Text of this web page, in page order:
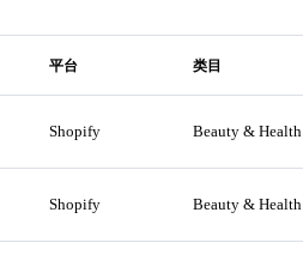
平台 类目
Shopify Beauty & Health
Shopify Beauty & Health